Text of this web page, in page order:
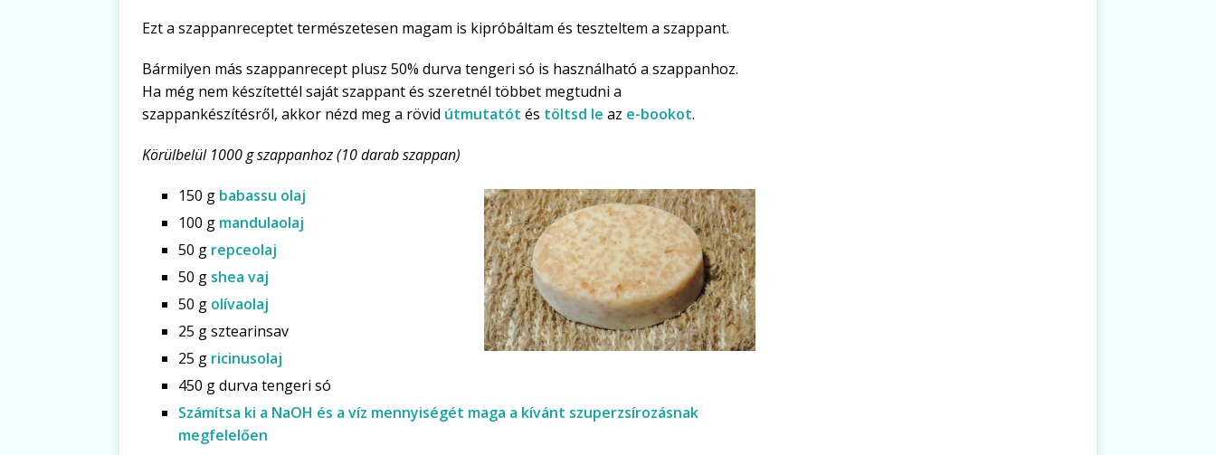
Ezt a szappanreceptet természetesen magam is kipróbáltam és teszteltem a szappant.
Bármilyen más szappanrecept plusz 50% durva tengeri só is használható a szappanhoz.
Ha még nem készítettél saját szappant és szeretnél többet megtudni a
szappankészítésről, akkor nézd meg a rövid útmutatót és töltsd le az e-bookot.
Körülbelül 1000 g szappanhoz (10 darab szappan)
150 g babassu olaj
100 g mandulaolaj
50 g repceolaj
50 g shea vaj
50 g olívaolaj
25 g sztearinsav
25 g ricinusolaj
450 g durva tengeri só
Számítsa ki a NaOH és a víz mennyiségét maga a kívánt szuperzsírozásnak
megfelelően